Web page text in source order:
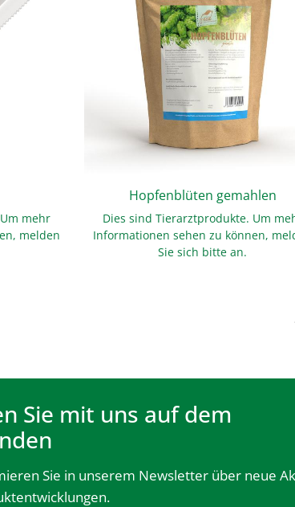
mehr
melden
Hopfenblüten gemahlen
Dies sind Tierarztprodukte. Um
Informationen sehen zu können,
Sie sich bitte an.
Sie mit uns auf dem
Sie in unserem Newsletter über neue